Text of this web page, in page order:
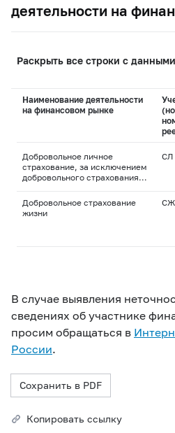
деятельности на
Раскрыть все строки с данными
Наименование деятельности
на финансовом рынке
Добровольное личное
страхование, за исключением
добровольного страхования
СЛ
Добровольное страхование
жизни
СЖ
В случае выявления
сведениях об участнике
просим обращаться в
России.
Сохранить в PDF
Копировать ссылку